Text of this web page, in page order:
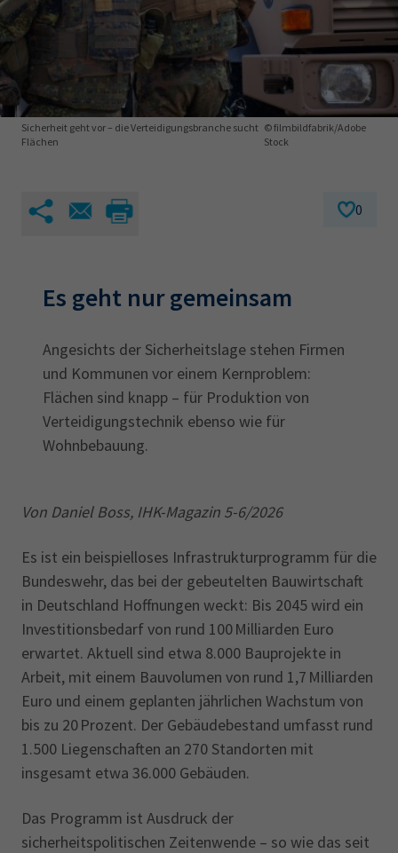
Leichte Sprache
IHK regional
Karriere
EN
34d
Prüfungstermine
Wirtschaftsfachwirt
34f
Negativerklärung
Sachkundeprüfung
Berichtsheft
AEVO
34i
Betriebswirt Prüfbericht
Sicherheit geht vor – die Verteidigungsbranche sucht
Flächen
© filmbildfabrik/Adobe
Stock
0
Es geht nur gemeinsam
Angesichts der Sicherheitslage stehen Firmen
und Kommunen vor einem Kernproblem:
Flächen sind knapp – für Produktion von
Verteidigungstechnik ebenso wie für
Wohnbebauung.
Von Daniel Boss, IHK-Magazin 5-6/2026
Es ist ein beispielloses Infrastrukturprogramm für die
Bundeswehr, das bei der gebeutelten Bauwirtschaft
in Deutschland Hoffnungen weckt: Bis 2045 wird ein
Investitionsbedarf von rund 100 Milliarden Euro
erwartet. Aktuell sind etwa 8.000 Bauprojekte in
Arbeit, mit einem Bauvolumen von rund 1,7 Milliarden
Euro und einem geplanten jährlichen Wachstum von
bis zu 20 Prozent. Der Gebäudebestand umfasst rund
1.500 Liegenschaften an 270 Standorten mit
insgesamt etwa 36.000 Gebäuden.
Das Programm ist Ausdruck der
sicherheitspolitischen Zeitenwende – so wie das seit